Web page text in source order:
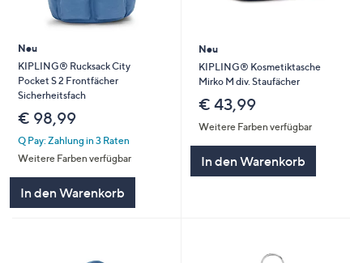
Neu
KIPLING® Rucksack City
Pocket S 2 Frontfächer
Sicherheitsfach
€ 98,99
Q Pay: Zahlung in 3 Raten
Weitere Farben verfügbar
In den Warenkorb
Neu
KIPLING® Kosmetiktasche
Mirko M div. Staufächer
€ 43,99
Weitere Farben verfügbar
In den Warenkorb